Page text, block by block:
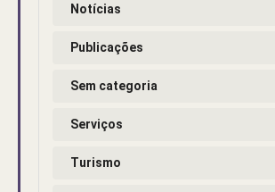
Notícias
Publicações
Sem categoria
Serviços
Turismo